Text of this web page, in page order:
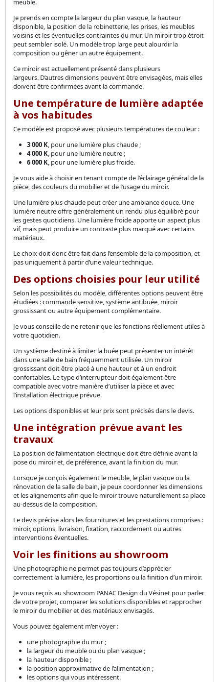
meuble.
Je prends en compte la largeur du plan vasque, la hauteur
disponible, la position de la robinetterie, les prises, les meubles
voisins et les éventuelles contraintes du mur. Un miroir trop étroit
peut sembler isolé. Un modèle trop large peut alourdir la
composition ou gêner un autre équipement.
Ce miroir est actuellement présenté dans plusieurs
largeurs. D’autres dimensions peuvent être envisagées, mais elles
doivent être confirmées avant la commande.
Une température de lumière adaptée
à vos habitudes
Ce modèle est proposé avec plusieurs températures de couleur :
3 000 K, pour une lumière plus chaude ;
4 000 K, pour une lumière neutre ;
6 000 K, pour une lumière plus froide.
Je vous aide à choisir en tenant compte de l’éclairage général de la
pièce, des couleurs du mobilier et de l’usage du miroir.
Une lumière plus chaude peut créer une ambiance douce. Une
lumière neutre offre généralement un rendu plus équilibré pour
les gestes quotidiens. Une lumière froide apporte un aspect plus
vif, mais peut produire un contraste plus marqué avec certains
matériaux.
Le choix doit donc être fait dans l’ensemble de la composition, et
pas uniquement à partir d’une valeur technique.
Des options choisies pour leur utilité
Selon les possibilités du modèle, différentes options peuvent être
étudiées : commande sensitive, système antibuée, miroir
grossissant ou autre équipement complémentaire.
Je vous conseille de ne retenir que les fonctions réellement utiles à
votre quotidien.
Un système destiné à limiter la buée peut présenter un intérêt
dans une salle de bain fréquemment utilisée. Un miroir
grossissant doit être placé à une hauteur et à un endroit
confortables. Le type d’interrupteur doit également être
compatible avec votre manière d’utiliser la pièce et avec
l’installation électrique prévue.
Les options disponibles et leur prix sont précisés dans le devis.
Une intégration prévue avant les
travaux
La position de l’alimentation électrique doit être définie avant la
pose du miroir et, de préférence, avant la finition du mur.
Lorsque je conçois également le meuble, le plan vasque ou la
rénovation de la salle de bain, je peux coordonner les dimensions
et les alignements afin que le miroir trouve naturellement sa place
au-dessus de la composition.
Le devis précise alors les fournitures et les prestations comprises :
miroir, options, livraison, fixation, raccordement ou autres
interventions éventuelles.
Voir les finitions au showroom
Une photographie ne permet pas toujours d’apprécier
correctement la lumière, les proportions ou la finition d’un miroir.
Je vous reçois au showroom PANAC Design du Vésinet pour parler
de votre projet, comparer les solutions disponibles et rapprocher
le miroir du mobilier et des matériaux envisagés.
Vous pouvez également m’envoyer :
une photographie du mur ;
la largeur du meuble ou du plan vasque ;
la hauteur disponible ;
la position approximative de l’alimentation ;
les options qui vous intéressent.